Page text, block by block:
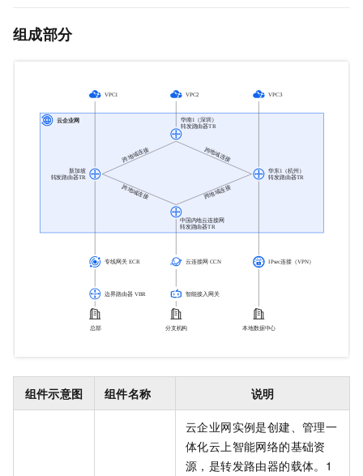
组成部分
组件示意图 组件名称 说明
云企业网实例是创建、管理一
体化云上智能网络的基础资
源，是转发路由器的载体。1